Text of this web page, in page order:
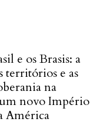
e os Brasis: a
territórios e as
na
novo Império
América